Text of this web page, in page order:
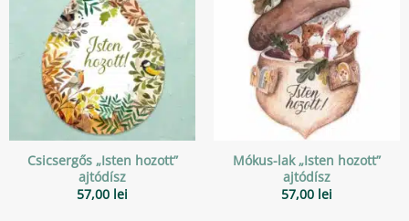
Csicsergős „Isten hozott”
ajtódísz
57,00 lei
Mókus-lak „Isten hozott”
ajtódísz
57,00 lei